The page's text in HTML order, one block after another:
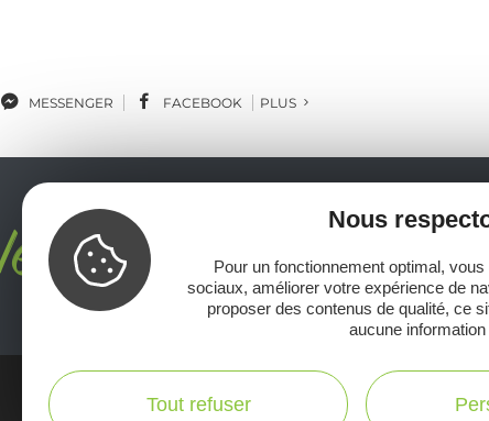
MESSENGER FACEBOOK PLUS
Ne manquez pas
inspirer pour
Nous
Pour un fonctionnement optimal,
sociaux, améliorer votre expérience de
proposer des contenus de qualité, ce
aucune
Tout refuser